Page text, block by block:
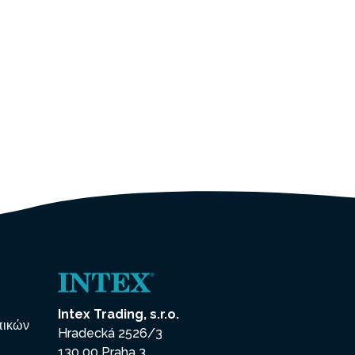
Intex Trading, s.r.o.
Hradecká 2526/3